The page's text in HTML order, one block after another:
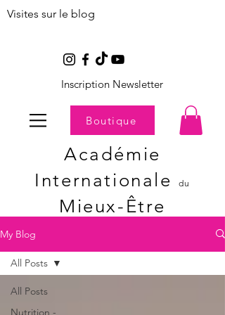
Visites sur le blog
Inscription Newsletter
Boutique
Académie
Internationaledu
Mieux-Être
My Blog
All Posts
Nutrition -
All Posts